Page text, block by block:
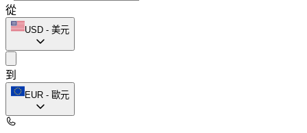
從
USD - 美元
到
EUR - 歐元